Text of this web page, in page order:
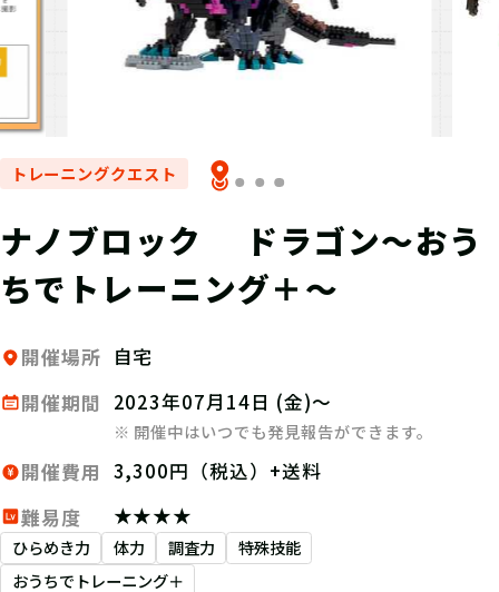
トレーニングクエスト
ナノブロック ドラゴン～おう
ちでトレーニング＋～
開催場所 自宅
開催期間
2023年07月14日 (金)～
※ 開催中はいつでも発見報告ができます。
開催費用 3,300円（税込）+送料
難易度
★★★★
ひらめき力 体力 調査力
特殊技能
おうちでトレーニング＋